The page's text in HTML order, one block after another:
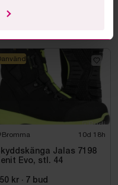
Bromma 10d 18h
Jalas 7198
Evo, stl. 44
kr · 7 bud